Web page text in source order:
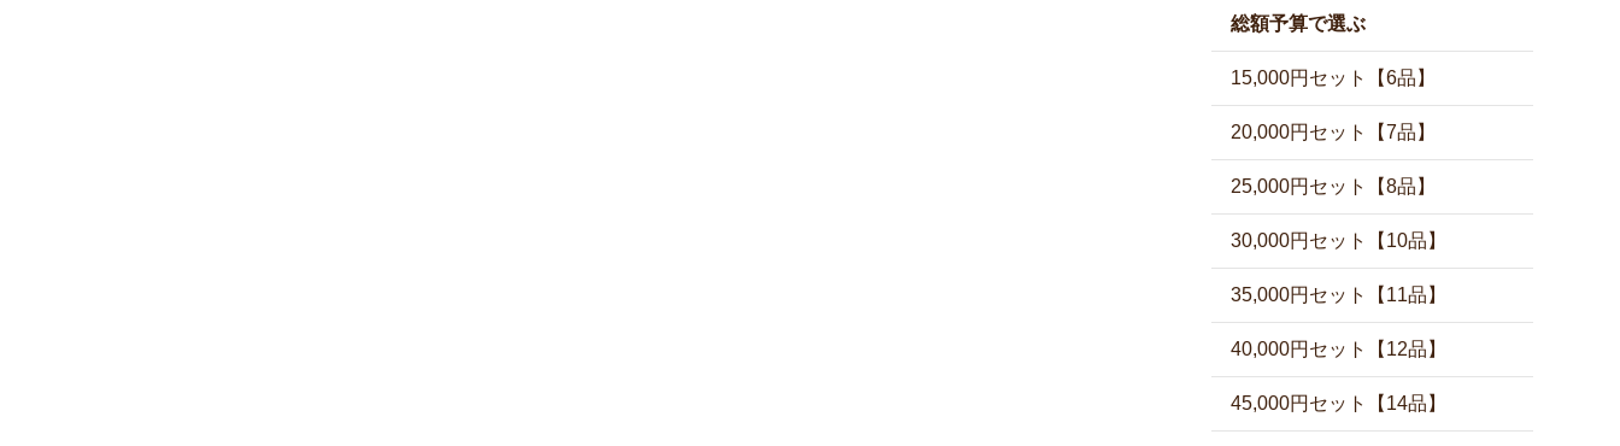
総額予算で選ぶ
15,000円セット【6品】
20,000円セット【7品】
25,000円セット【8品】
30,000円セット【10品】
35,000円セット【11品】
40,000円セット【12品】
45,000円セット【14品】